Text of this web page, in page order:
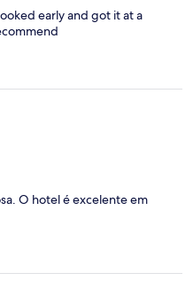
early and got it at a
O hotel é excelente em